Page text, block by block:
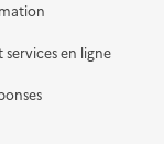
services en ligne